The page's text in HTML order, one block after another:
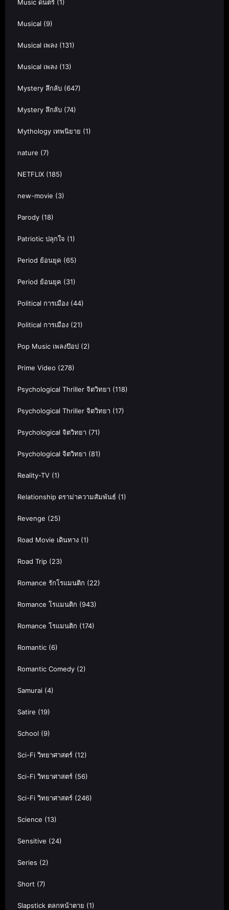
Music ดนตรี (1)
Musical (9)
Musical เพลง (131)
Musical เพลง (13)
Mystery ลึกลับ (647)
Mystery ลึกลับ (74)
Mythology เทพนิยาย (1)
nature (7)
NETFLIX (185)
new-movie (3)
Parody (18)
Patriotic ปลุกใจ (1)
Period ย้อนยุค (65)
Period ย้อนยุค (31)
Political การเมือง (44)
Political การเมือง (21)
Pop Music เพลงป๊อป (2)
Prime Video (278)
Psychological Thriller จิตวิทยา (118)
Psychological Thriller จิตวิทยา (17)
Psychological จิตวิทยา (71)
Psychological จิตวิทยา (81)
Reality-TV (1)
Relationship ดราม่าความสัมพันธ์ (1)
Revenge (25)
Road Movie เดินทาง (1)
Road Trip (23)
Romance รักโรแมนติก (22)
Romance โรแมนติก (943)
Romance โรแมนติก (174)
Romantic (6)
Romantic Comedy (2)
Samurai (4)
Satire (19)
School (9)
Sci-Fi วิทยาศาสตร์ (12)
Sci-Fi วิทยาศาสตร์ (56)
Sci-Fi วิทยาศาสตร์ (246)
Science (13)
Sensitive (24)
Series (2)
Short (7)
Slapstick ตลกหน้าตาย (1)